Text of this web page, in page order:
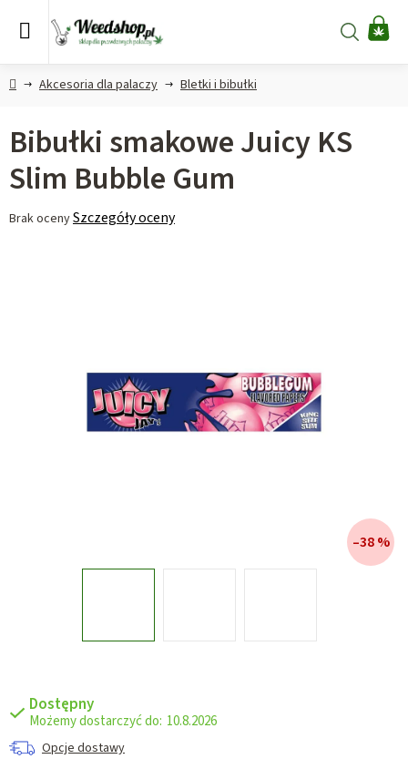
Szukaj
HomeAkcesoria dla palaczy Bletki i bibułki
Dostępny
10.8.2026
Opcje dostawy
Bibułki smakowe Juicy KS
Slim Bubble Gum
Średnia
Brak ocenySzczegóły oceny
–38 %